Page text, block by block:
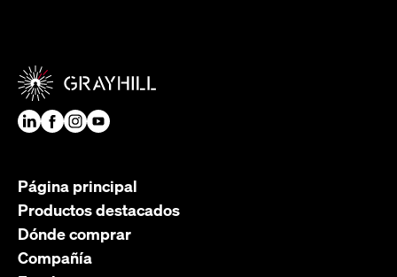
Página principal
Productos destacados
Dónde comprar
Compañía